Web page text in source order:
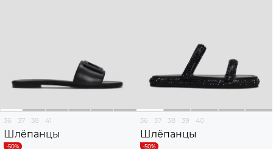
36 37 38 41
Шлёпанцы
36 37 38 39 40
Шлёпанцы